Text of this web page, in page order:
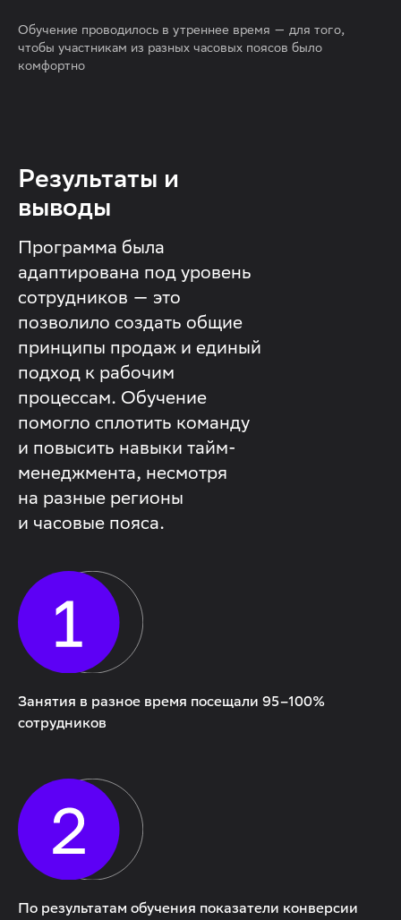
Обучение проводилось в утреннее время — для того,
чтобы участникам из разных часовых поясов было
комфортно
Результаты и
выводы
Программа была
адаптирована под уровень
сотрудников — это
позволило создать общие
принципы продаж и единый
подход к рабочим
процессам. Обучение
помогло сплотить команду
и повысить навыки тайм-
менеджмента, несмотря
на разные регионы
и часовые пояса.
Занятия в разное время посещали 95–100%
сотрудников
По результатам обучения показатели конверсии